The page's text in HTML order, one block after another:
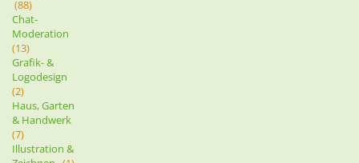
(88)
Chat-
Moderation
(13)
Grafik- &
Logodesign
(2)
Haus, Garten
& Handwerk
(7)
Illustration &